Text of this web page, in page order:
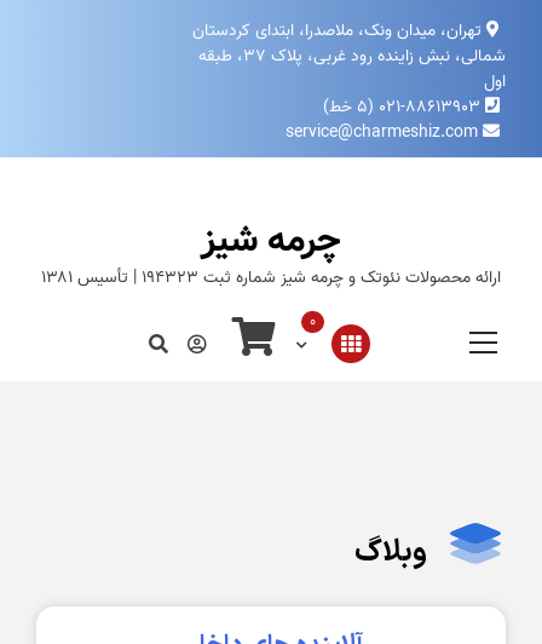
تهران، میدان ونک، ملاصدرا، ابتدای کردستان
شمالی، نبش زاینده‌ رود غربی، پلاک ۳۷، طبقه
اول
۰۲۱-۸۸۶۱۳۹۰۳ (۵ خط)
service@charmeshiz.com
چرمه شیز
ارائه محصولات نئوتک و چرمه شیز شماره ثبت ۱۹۴۳۲۳ | تأسیس ۱۳۸۱
0
وبلاگ